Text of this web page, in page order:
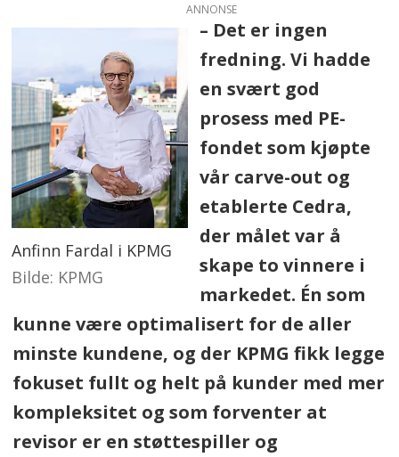
ANNONSE
Anfinn Fardal i KPMG
KPMG
– Det er ingen
fredning. Vi hadde
en svært god
prosess med PE-
fondet som kjøpte
vår carve-out og
etablerte Cedra,
der målet var å
skape to vinnere i
markedet. Én som
kunne være optimalisert for de aller
minste kundene, og der KPMG fikk legge
fokuset fullt og helt på kunder med mer
kompleksitet og som forventer at
revisor er en støttespiller og